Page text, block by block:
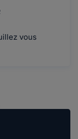
vous